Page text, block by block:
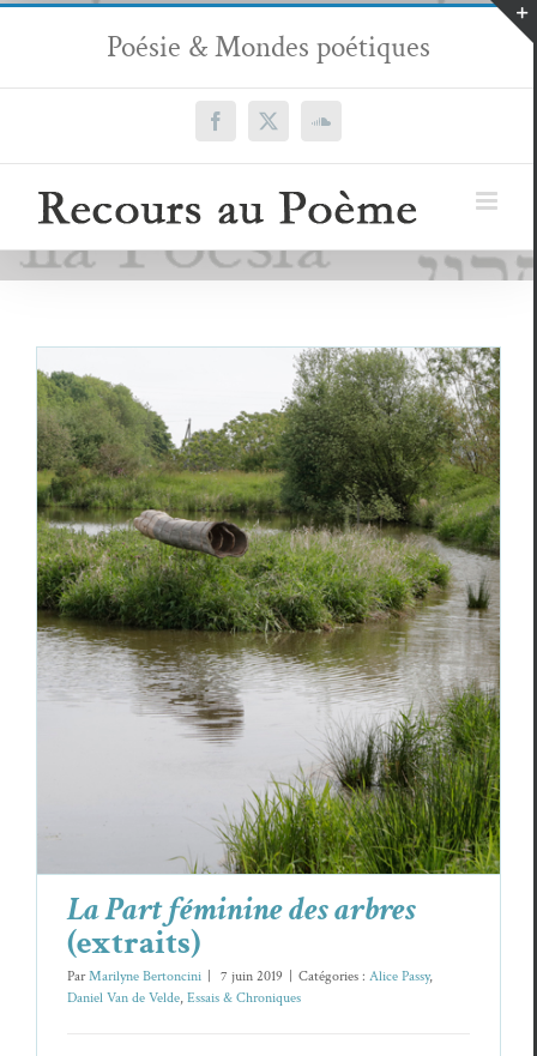
Passer
contenu
Poésie & Mondes poétiques
Facebook
X SoundCloud
La Part féminine des arbres(extraits)
Alice Passy Daniel Van de Velde Essais & Chroniques
La Part féminine des arbres
(extraits)
ParMarilyne Bertoncini | 7 juin 2019 | Catégories : Alice Passy,
Daniel Van de Velde, Essais & Chroniques